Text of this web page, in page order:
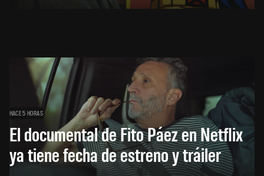
HACE 5 HORAS
El documental de Fito Páez en Netflix
ya tiene fecha de estreno y tráiler